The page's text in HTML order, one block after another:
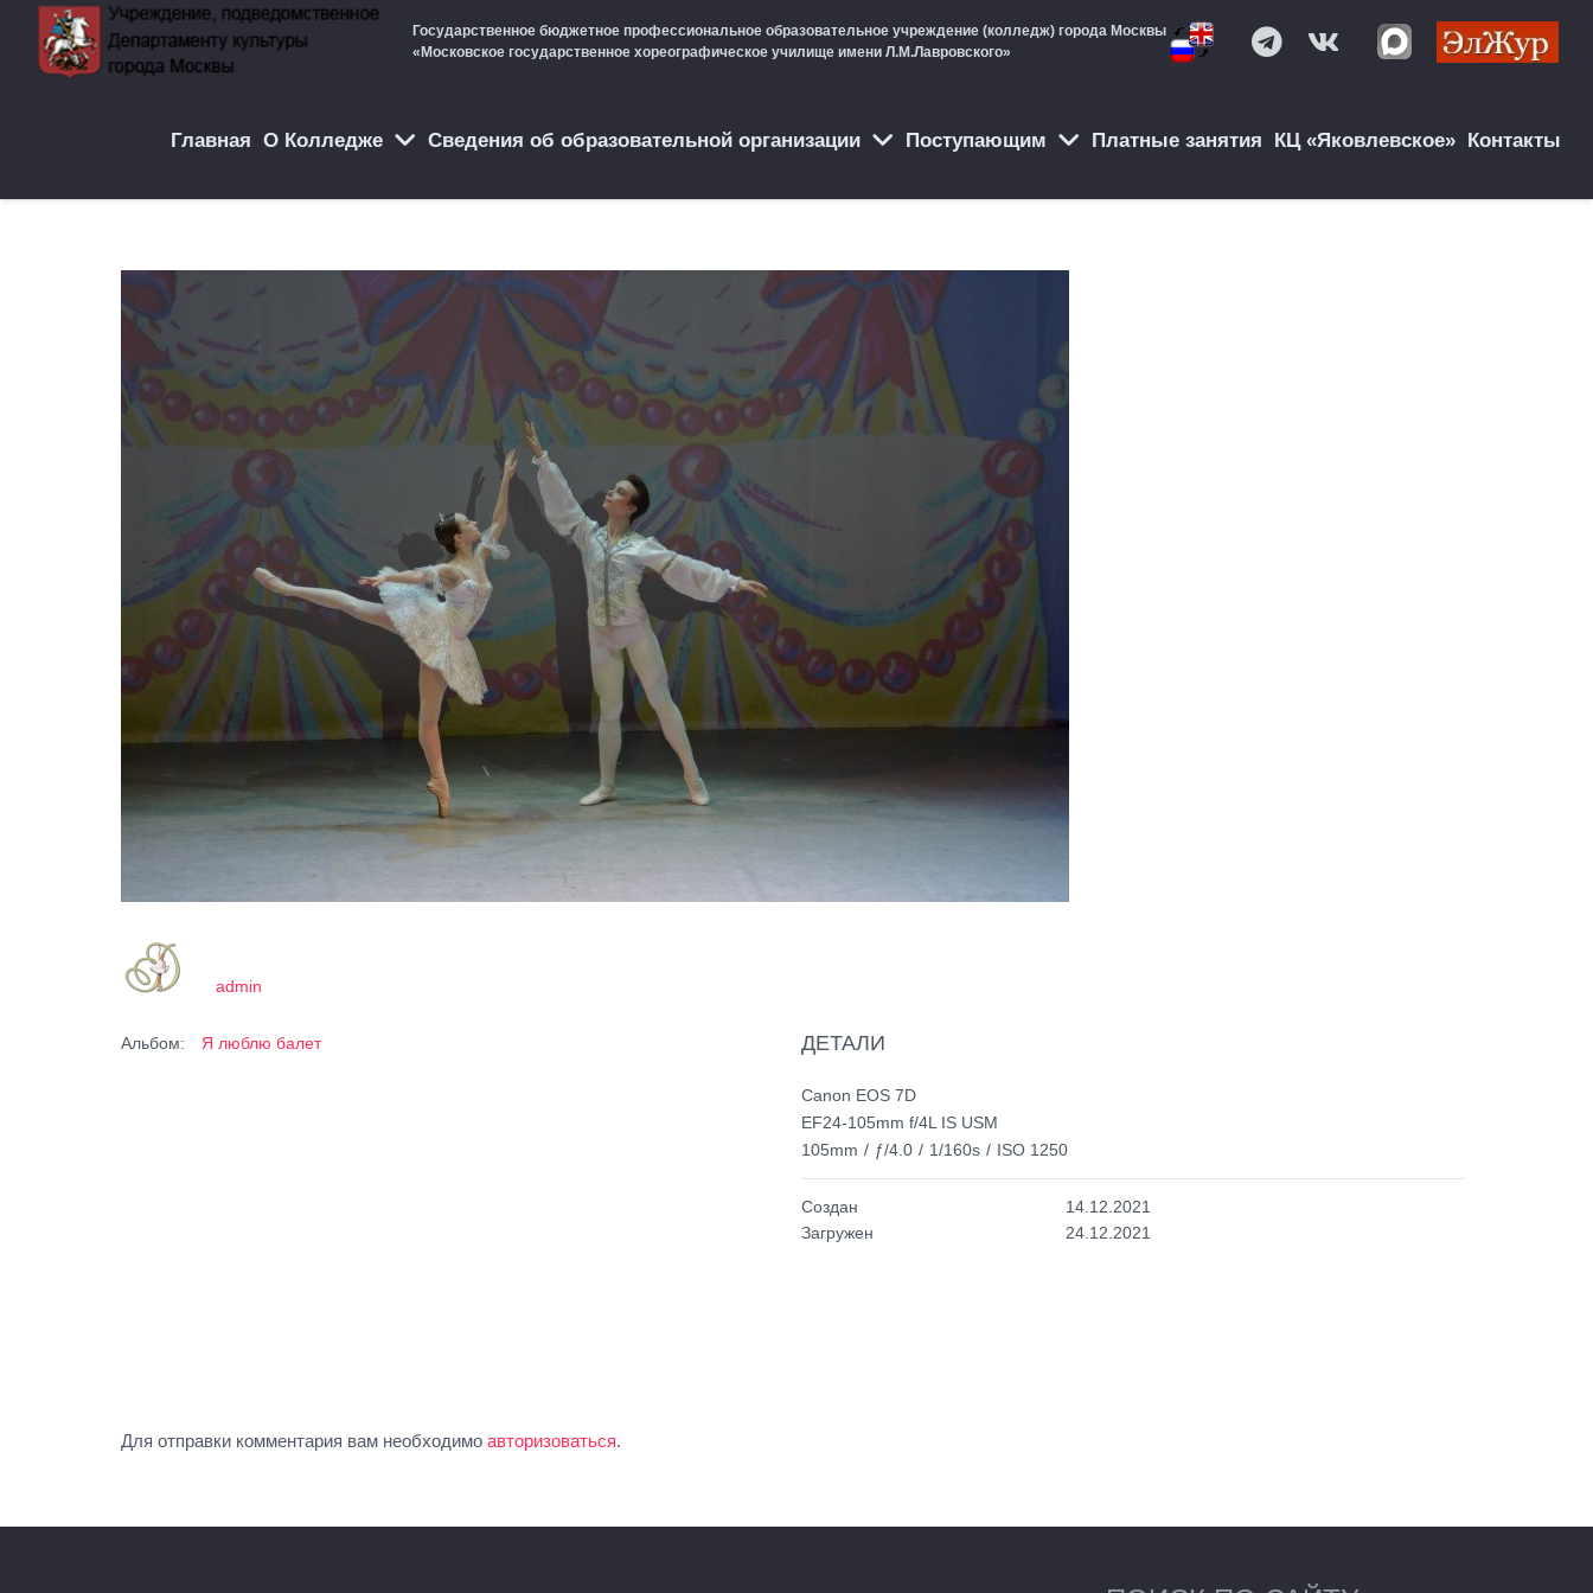
Государственное бюджетное профессиональное образовательное учреждение (колледж) города Москвы
«Московское государственное хореографическое училище имени Л.М.Лавровского»
Главная О Колледже Cведения об образовательной организации Поступающим Платные занятия КЦ «Яковлевское» Контакты
admin
Альбом: Я люблю балет ДЕТАЛИ
Canon EOS 7D
EF24-105mm f/4L IS USM
105mm / ƒ/4.0 / 1/160s / ISO 1250
Создан
14.12.2021
Загружен
24.12.2021
Для отправки комментария вам необходимо авторизоваться.